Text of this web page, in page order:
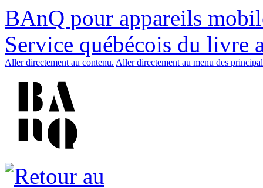
BAnQ pour appareils
Service québécois du livre
Aller directement au contenu. Aller directement au menu des